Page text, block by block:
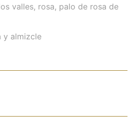
valles, rosa, palo de rosa de
y almizcle